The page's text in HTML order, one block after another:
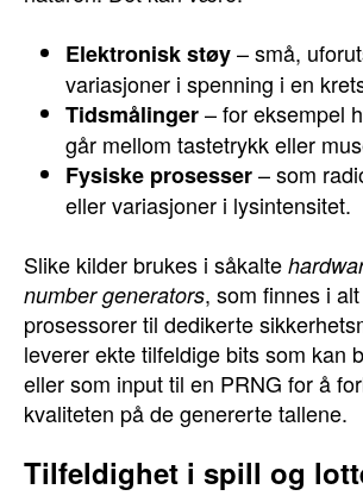
Elektronisk støy– små,
variasjoner i spenning i en
Tidsmålinger– for eksempel
går mellom tastetrykk eller
Fysiske prosesser– som
eller variasjoner i lysintensitet.
Slike kilder brukes i såkalte
number generators, som finnes i
prosessorer til dedikerte
leverer ekte tilfeldige bits som kan
eller som input til en PRNG for å
kvaliteten på de genererte tallene.
Tilfeldighet i spill og